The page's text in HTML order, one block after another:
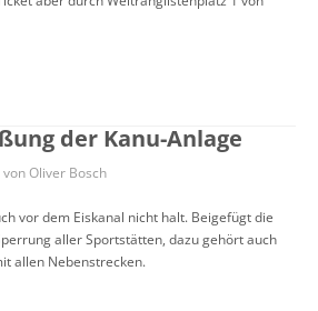
der Kanu-Anlage
von Oliver Bosch
vor dem Eiskanal nicht halt. Beigefügt die
aller Sportstätten, dazu gehört auch
allen Nebenstrecken.